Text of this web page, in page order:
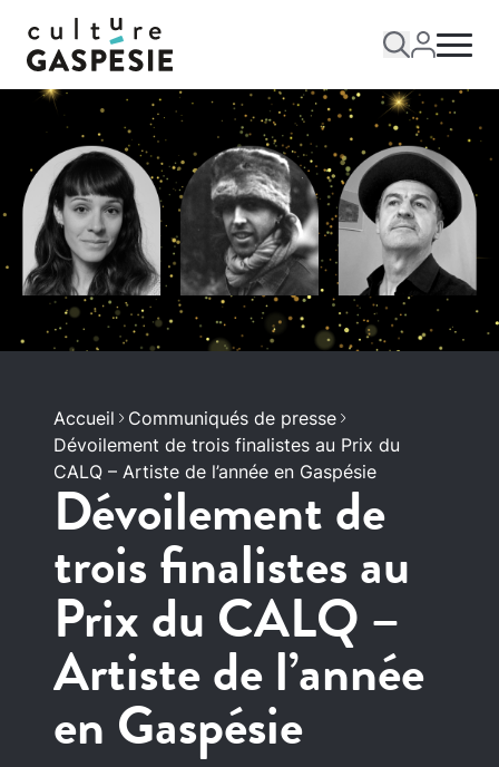
Accueil
Communiqués de presse
Dévoilement de trois finalistes au Prix du
CALQ – Artiste de l’année en Gaspésie
Dévoilement de
trois finalistes au
Prix du CALQ –
Artiste de l’année
en Gaspésie